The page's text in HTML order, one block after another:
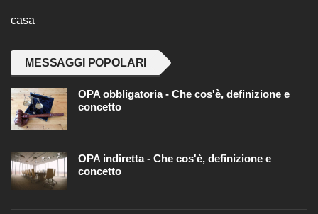
casa
MESSAGGI POPOLARI
OPA obbligatoria - Che cos'è, definizione e
concetto
OPA indiretta - Che cos'è, definizione e
concetto